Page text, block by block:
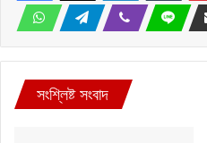
সংশ্লিষ্ট সংবাদ